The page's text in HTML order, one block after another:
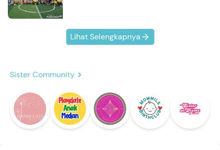
Lihat Selengkapnya
Sister Community